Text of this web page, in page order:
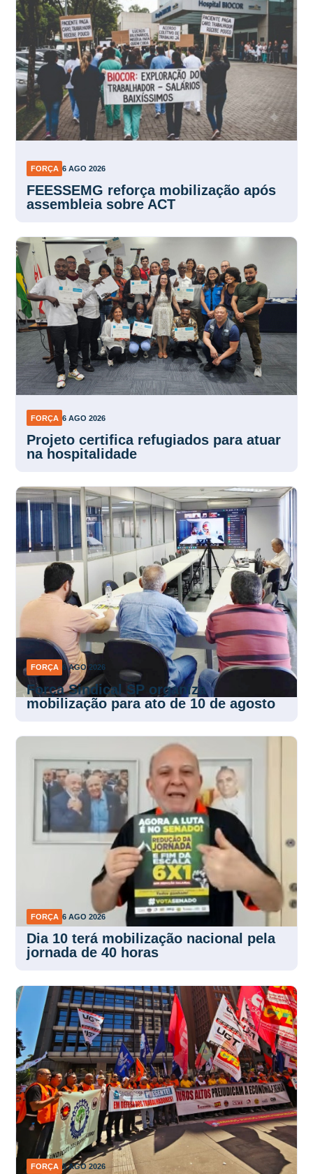
FORÇA 6 AGO 2026
FEESSEMG reforça mobilização após
assembleia sobre ACT
FORÇA 6 AGO 2026
Projeto certifica refugiados para atuar
na hospitalidade
FORÇA 6 AGO 2026
Força Sindical SP organiza
mobilização para ato de 10 de agosto
FORÇA 6 AGO 2026
Dia 10 terá mobilização nacional pela
jornada de 40 horas
FORÇA 5 AGO 2026